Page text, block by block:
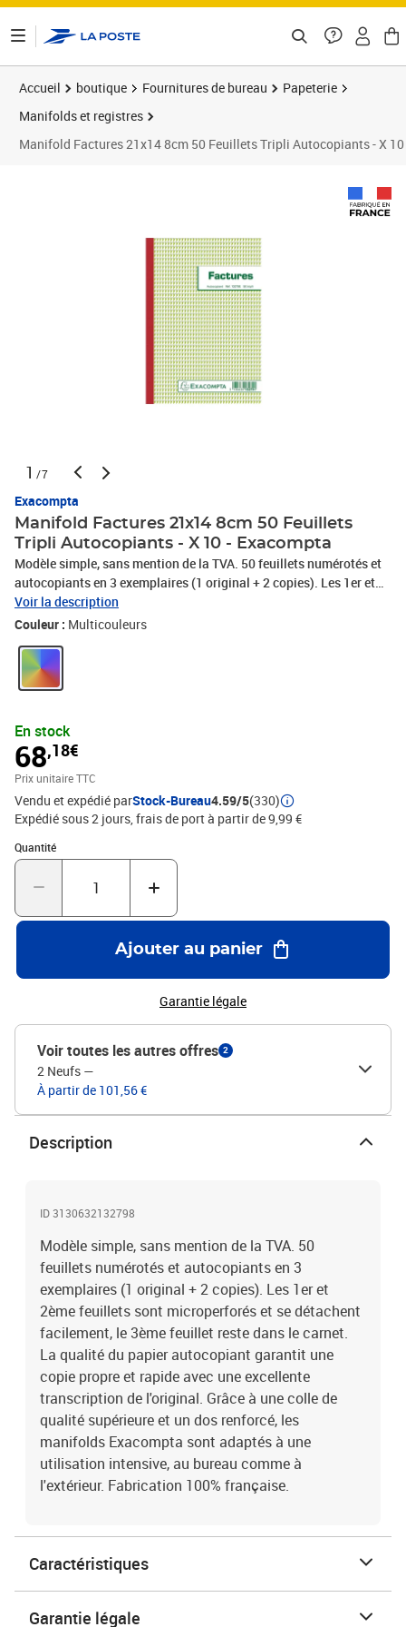
Accueil boutique Fournitures de bureau
Papeterie
Manifolds et registres
Manifold Factures 21x14 8cm 50 Feuillets Tripli Autocopiants - X
1 /7
Exacompta
Manifold Factures 21x14 8cm 50 Feuillets
Tripli Autocopiants - X 10 - Exacompta
Modèle simple, sans mention de la TVA. 50 feuillets numérotés et
autocopiants en 3 exemplaires (1 original + 2 copies). Les 1er et
2ème feuillets sont microperforés et se détachent facilement, le
3ème feuillet reste dans le carnet. La qualité du papier
excellente transcription de l'original. Grâce à une colle de qualité
supérieure et un dos renforcé, les manifolds Exacompta sont
adaptés à une utilisation intensive, au bureau comme à l'extérieur.
Voir la description
Couleur : Multicouleurs
En stock
68,18€
Prix unitaire TTC
Vendu et expédié parStock-Bureau4.59/5(330)
Expédié sous 2 jours, frais de port à partir de 9,99 €
Quantité
Quantité : 1
Ajouter au panier
Garantie légale
Voir toutes les autres offres 2
2 Neufs —
À partir de 101,56 €
Description
ID 3130632132798
Modèle simple, sans mention de la TVA. 50
feuillets numérotés et autocopiants en 3
exemplaires (1 original + 2 copies). Les 1er et
2ème feuillets sont microperforés et se détachent
facilement, le 3ème feuillet reste dans le carnet.
La qualité du papier autocopiant garantit une
copie propre et rapide avec une excellente
transcription de l'original. Grâce à une colle de
qualité supérieure et un dos renforcé, les
manifolds Exacompta sont adaptés à une
utilisation intensive, au bureau comme à
l'extérieur. Fabrication 100% française.
Caractéristiques
Garantie légale